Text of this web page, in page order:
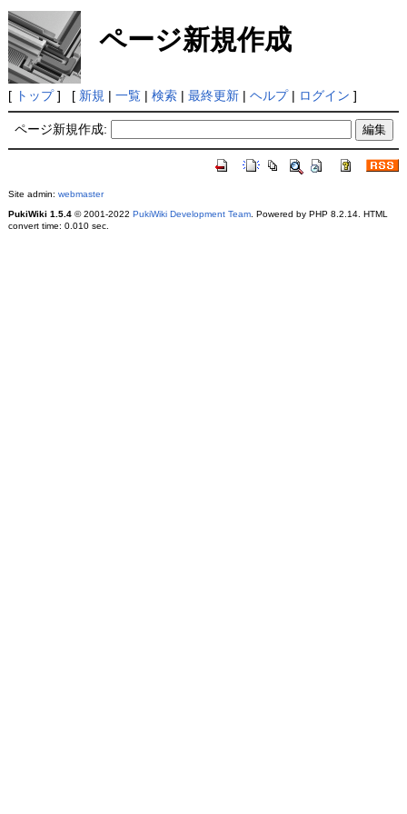
ページ新規作成
[ トップ] [ 新規 | 一覧| 検索| 最終更新| ヘルプ| ログイン ]
ページ新規作成:
Site admin: webmaster
PukiWiki 1.5.4© 2001-2022 PukiWiki Development Team. Powered by PHP 8.2.14. HTML
convert time: 0.010 sec.